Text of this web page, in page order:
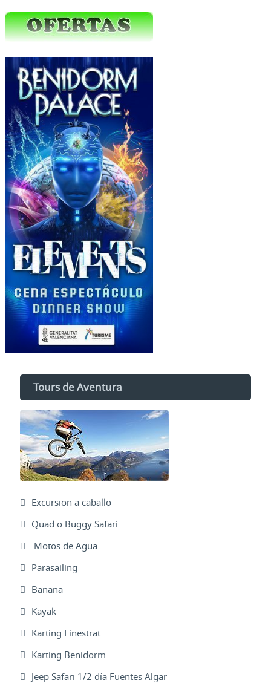
Tours de Aventura
Excursion a caballo
Quad o Buggy Safari
Motos de Agua
Parasailing
Banana
Kayak
Karting Finestrat
Karting Benidorm
Jeep Safari 1/2 día Fuentes Algar